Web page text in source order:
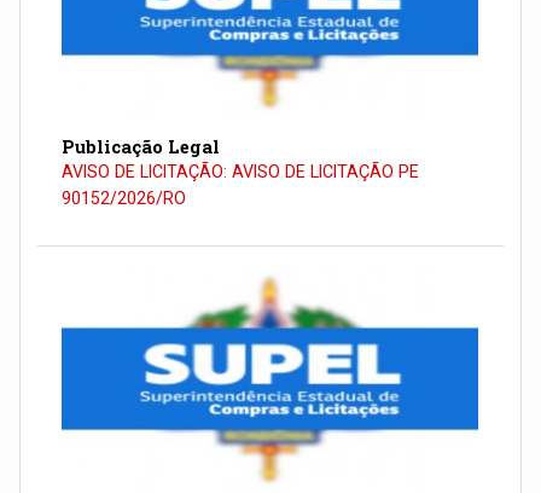
Publicação Legal
AVISO DE LICITAÇÃO: AVISO DE LICITAÇÃO PE
90152/2026/RO